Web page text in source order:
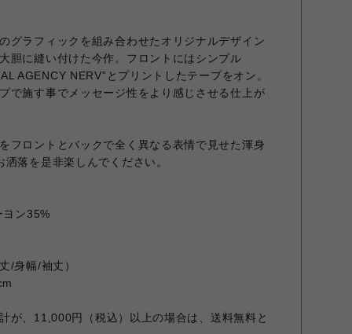
グラフィックを組み合わせたオリジナルデザイン
胆に縫い付けた今作。フロントにはシンプル
AGENCY NERV”とプリントしたテープをオン。
で施す事でメッセージ性をより感じさせる仕上が
フロントとバックで全く異なる表情で見せた渾身
落を是非楽しんでください。
ヨン35%
/身幅/袖丈）
が、11,000円（税込）以上の場合は、送料無料と